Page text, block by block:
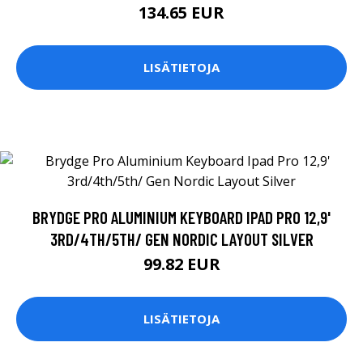
134.65 EUR
LISÄTIETOJA
BRYDGE PRO ALUMINIUM KEYBOARD IPAD PRO 12,9'
3RD/4TH/5TH/ GEN NORDIC LAYOUT SILVER
99.82 EUR
LISÄTIETOJA